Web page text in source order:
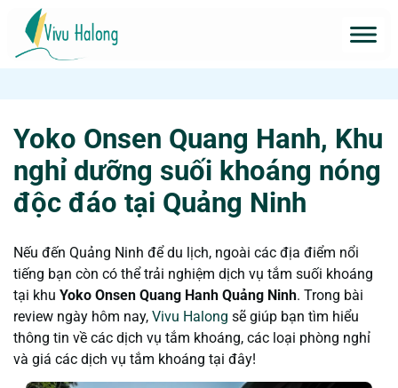
Yoko Onsen Quang Hanh, Khu
nghỉ dưỡng suối khoáng nóng
độc đáo tại Quảng Ninh
Nếu đến Quảng Ninh để du lịch, ngoài các địa điểm nổi
tiếng bạn còn có thể trải nghiệm dịch vụ tắm suối khoáng
tại khu Yoko Onsen Quang Hanh Quảng Ninh. Trong bài
review ngày hôm nay, Vivu Halong sẽ giúp bạn tìm hiểu
thông tin về các dịch vụ tắm khoáng, các loại phòng nghỉ
và giá các dịch vụ tắm khoáng tại đây!